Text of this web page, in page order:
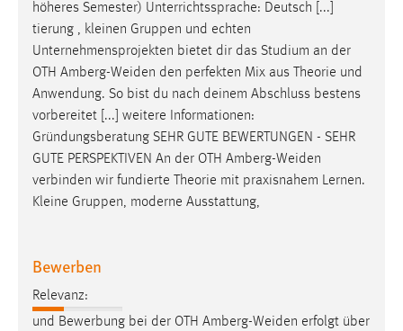
höheres Semester) Unterrichtssprache: Deutsch [...]
tierung , kleinen Gruppen und echten
Unternehmensprojekten bietet dir das Studium an der
OTH Amberg-Weiden den perfekten Mix aus Theorie und
Anwendung. So bist du nach deinem Abschluss bestens
vorbereitet [...] weitere Informationen:
Gründungsberatung SEHR GUTE BEWERTUNGEN - SEHR
GUTE PERSPEKTIVEN An der OTH Amberg-Weiden
verbinden wir fundierte Theorie mit praxisnahem Lernen.
Kleine Gruppen, moderne Ausstattung,
Bewerben
Relevanz:
und Bewerbung bei der OTH Amberg-Weiden erfolgt über